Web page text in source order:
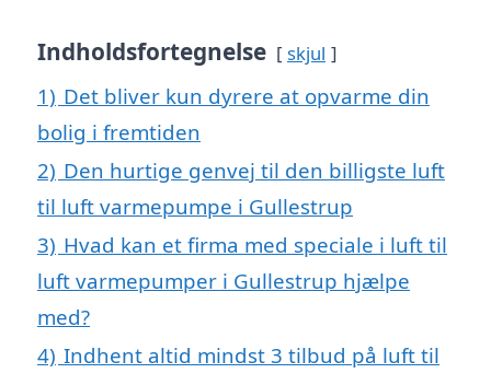
Indholdsfortegnelse skjul
1) Det bliver kun dyrere at opvarme din
bolig i fremtiden
2) Den hurtige genvej til den billigste luft
til luft varmepumpe i Gullestrup
3) Hvad kan et firma med speciale i luft til
luft varmepumper i Gullestrup hjælpe
med?
4) Indhent altid mindst 3 tilbud på luft til